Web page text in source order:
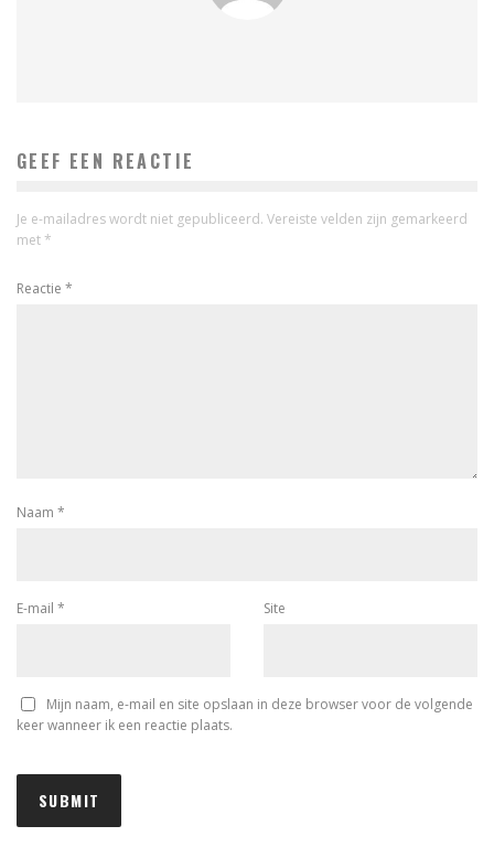
GEEF EEN REACTIE
Je e-mailadres wordt niet gepubliceerd. Vereiste velden zijn gemarkeerd
met *
Reactie *
Naam *
E-mail * Site
Mijn naam, e-mail en site opslaan in deze browser voor de volgende
keer wanneer ik een reactie plaats.